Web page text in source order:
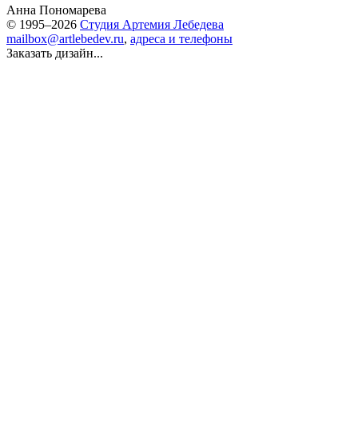
Анна Пономарева
© 1995–2026 Студия Артемия Лебедева
mailbox@artlebedev.ru, адреса и телефоны
Заказать дизайн...